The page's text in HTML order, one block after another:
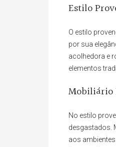
Estilo
O estilo
por sua
acolhedora e
elementos
Mobiliário
No estilo
desgastados.
aos